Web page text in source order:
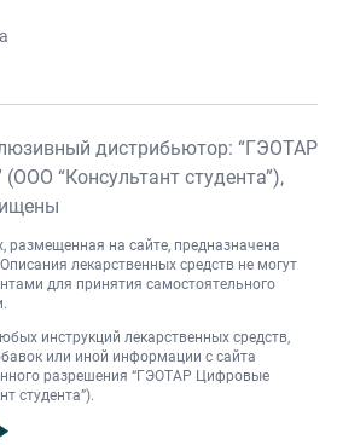
дистрибьютор: “ГЭОТАР
“Консультант студента”),
размещенная на сайте, предназначена
лекарственных средств не могут
для принятия самостоятельного
инструкций лекарственных средств,
или иной информации с сайта
разрешения “ГЭОТАР Цифровые
студента”).